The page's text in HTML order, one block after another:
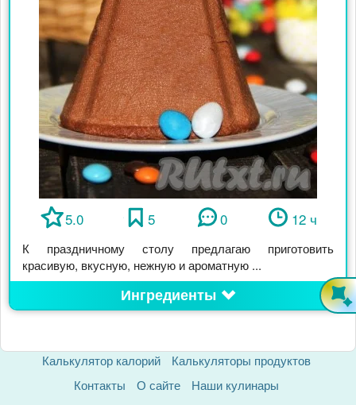
5.0 5 0 12 ч
К праздничному столу предлагаю приготовить
красивую, вкусную, нежную и ароматную ...
Ингредиенты
Калькулятор калорий
Калькуляторы продуктов
Контакты
О сайте
Наши кулинары